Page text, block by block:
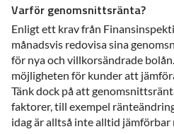
Varför genomsnittsränta?
Enligt ett krav från
månadsvis redovisa sina
för nya och villkorsändrade
möjligheten för kunder att
Tänk dock på att
faktorer, till exempel
idag är alltså inte alltid jämförbar